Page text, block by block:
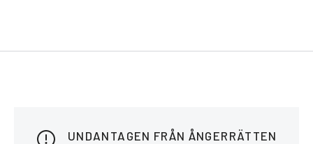
UNDANTAGEN FRÅN ÅNGERRÄTTEN